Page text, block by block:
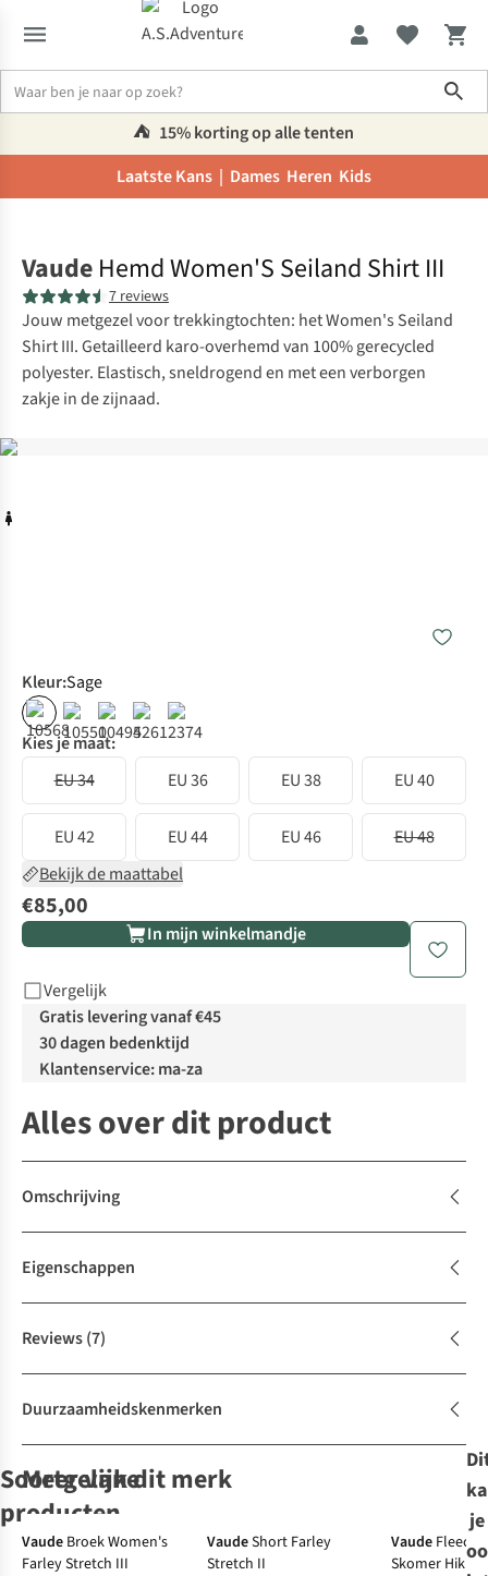
⛺️ 15% korting op alle tenten
Laatste Kans | Dames Heren Kids
Vaude Hemd Women'S Seiland Shirt III
7 reviews
Jouw metgezel voor trekkingtochten: het Women's Seiland
Shirt III. Getailleerd karo-overhemd van 100% gerecycled
polyester. Elastisch, sneldrogend en met een verborgen
zakje in de zijnaad.
Kleur:Sage
Kies je maat:
EU 34
EU 36 EU 38 EU 40
EU 42 EU 44 EU 46
EU 48
Bekijk de maattabel
€85,00
In mijn winkelmandje
Vergelijk
Gratis levering vanaf €45
30 dagen bedenktijd
Klantenservice: ma-za
Alles over dit product
Omschrijving
Eigenschappen
Reviews(7)
Duurzaamheidskenmerken
Soortgelijke
producten
Meer van dit merk
Vaude Broek Women's
Farley Stretch III
VaudeShort Farley
Stretch II
Vaude Fleece
Skomer Hiking
je